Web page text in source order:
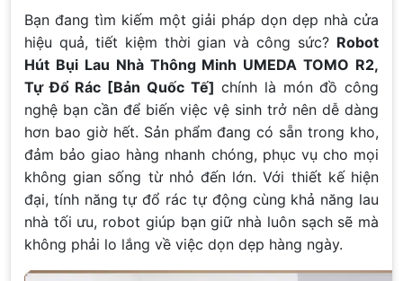
Bạn đang tìm kiếm một giải pháp dọn dẹp nhà cửa
hiệu quả, tiết kiệm thời gian và công sức? Robot
Hút Bụi Lau Nhà Thông Minh UMEDA TOMO R2,
Tự Đổ Rác [Bản Quốc Tế] chính là món đồ công
nghệ bạn cần để biến việc vệ sinh trở nên dễ dàng
hơn bao giờ hết. Sản phẩm đang có sẵn trong kho,
đảm bảo giao hàng nhanh chóng, phục vụ cho mọi
không gian sống từ nhỏ đến lớn. Với thiết kế hiện
đại, tính năng tự đổ rác tự động cùng khả năng lau
nhà tối ưu, robot giúp bạn giữ nhà luôn sạch sẽ mà
không phải lo lắng về việc dọn dẹp hàng ngày.